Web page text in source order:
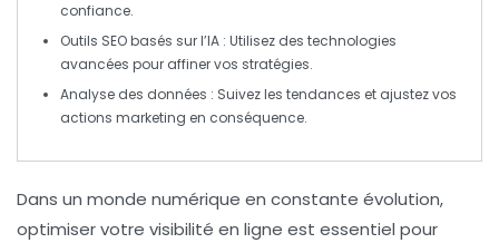
confiance.
Outils SEO basés sur l’IA : Utilisez des technologies
avancées pour affiner vos stratégies.
Analyse des données : Suivez les tendances et ajustez vos
actions marketing en conséquence.
Dans un monde numérique en constante évolution,
optimiser votre visibilité en ligne est essentiel pour